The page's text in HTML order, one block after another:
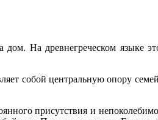
На древнегреческом языке
собой центральную опору
присутствия и